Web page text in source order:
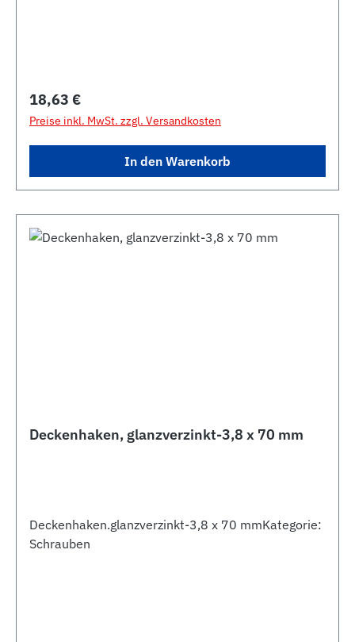
Regulärer Preis:
18,63 €
Preise inkl. MwSt. zzgl. Versandkosten
In den Warenkorb
Deckenhaken, glanzverzinkt-3,8 x 70 mm
Deckenhaken.glanzverzinkt-3,8 x 70 mmKategorie:
Schrauben